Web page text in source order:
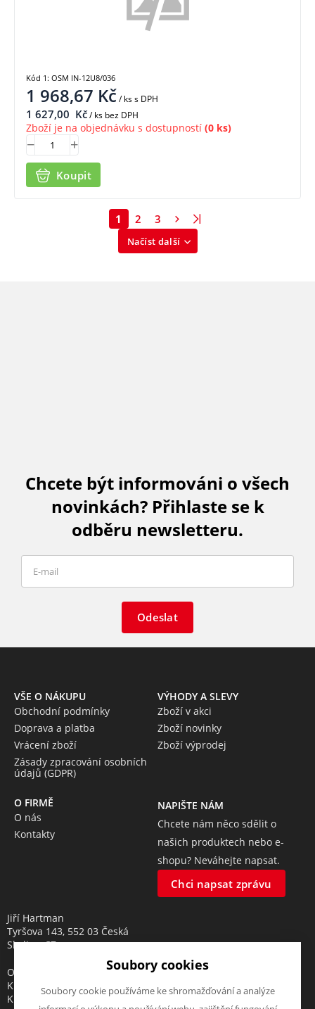
1 968,67 Kč/ kss DPH
1 627,00 Kč/ ks bez DPH
Zboží je na objednávku s dostupností (0 ks)
Koupit
Kód 1: OSM IN-12U8/036
Načíst další
1 2 3
Chcete být informováni o všech
novinkách? Přihlaste se k
odběru newsletteru.
Odeslat
VŠE O NÁKUPU
Obchodní podmínky
Doprava a platba
Vrácení zboží
Zásady zpracování osobních
údajů (GDPR)
VÝHODY A SLEVY
Zboží v akci
Zboží novinky
Zboží výprodej
O FIRMĚ
O nás
Kontakty
NAPIŠTE NÁM
Chcete nám něco sdělit o
našich produktech nebo e-
shopu? Neváhejte napsat.
Chci napsat zprávu
Jiří Hartman
Tyršova 143, 552 03 Česká
Skalice, CZ
Obchodní rejstřík vedený u
Krajského soudu v Hradci
Králové, oddíl A, vložka 18553
Soubory cookies
Soubory cookie používáme ke shromažďování a analýze